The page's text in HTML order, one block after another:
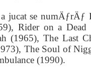
jucat se numÄƒrÄƒ
Rider on a Dead
(1965), The Last
The Soul of
(1990).